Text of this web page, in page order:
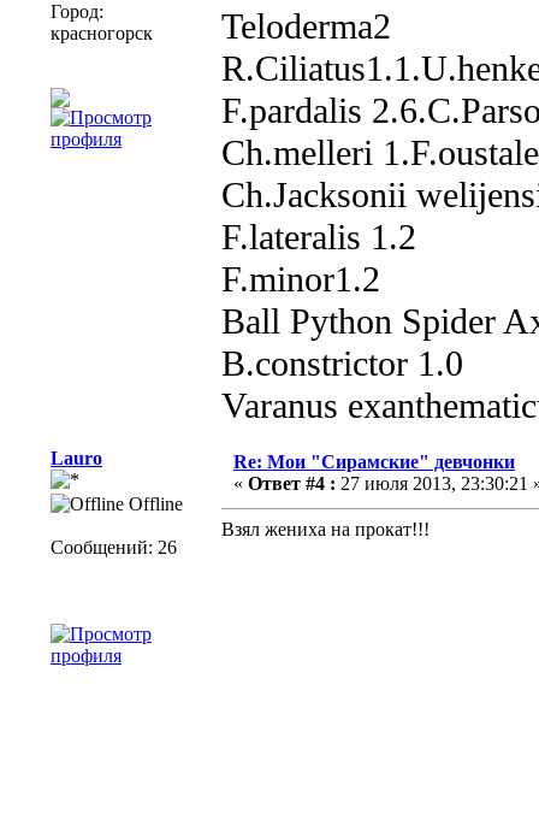
Город:
красногорск
Teloderma2
F.pardalis
Ch.melleri
Ch.Jacksonii
F.lateralis 1.2
F.minor1.2
Ball Python Spider
B.constrictor 1.0
Varanus
Lauro
Offline
Сообщений: 26
Re: Мои "Сирамские" девчонки
« Ответ #4 : 27 июля 2013, 23:30:21
Взял жениха на прокат!!!